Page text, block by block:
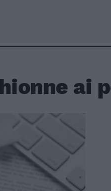
ai